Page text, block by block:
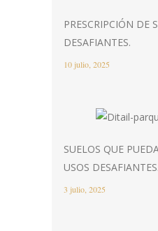
PRESCRIPCIÓN DE
DESAFIANTES.
10 julio, 2025
SUELOS QUE
USOS DESAFIANTES.
3 julio, 2025